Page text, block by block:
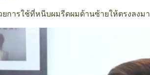
ยการใช้ที่หนีบผมรีดผมด้านซ้ายให้ตรงลงมา